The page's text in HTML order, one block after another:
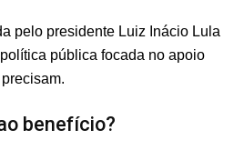
pelo presidente Luiz Inácio Lula
pública focada no apoio
benefício?